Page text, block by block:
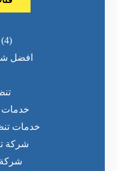
(4)
افضل
خدمات
خدمات
شركة